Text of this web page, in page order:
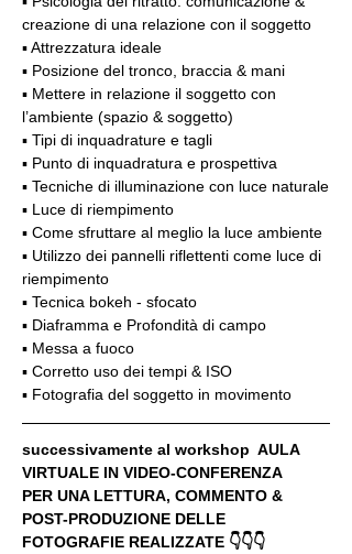
creazione di una relazione con il soggetto
▪️ Attrezzatura ideale
▪️ Posizione del tronco, braccia & mani
▪️ Mettere in relazione il soggetto con
l’ambiente (spazio & soggetto)
▪️ Tipi di inquadrature e tagli
▪️ Punto di inquadratura e prospettiva
▪️ Tecniche di illuminazione con luce naturale
▪️ Luce di riempimento
▪️ Come sfruttare al meglio la luce ambiente
▪️ Utilizzo dei pannelli riflettenti come luce di
riempimento
▪️ Tecnica bokeh - sfocato
▪️ Diaframma e Profondità di campo
▪️ Messa a fuoco
▪️ Corretto uso dei tempi & ISO
▪️ Fotografia del soggetto in movimento
successivamente al workshop  AULA
VIRTUALE IN VIDEO-CONFERENZA
PER UNA LETTURA, COMMENTO &
POST-PRODUZIONE DELLE
FOTOGRAFIE REALIZZATE 👇👇👇